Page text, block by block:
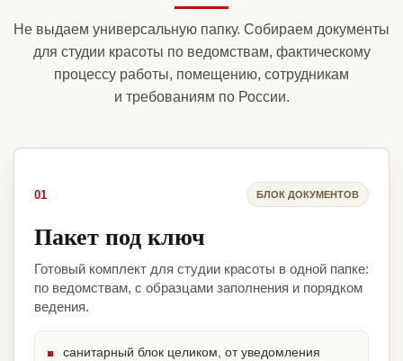
Не выдаем универсальную папку. Собираем документы
для студии красоты по ведомствам, фактическому
процессу работы, помещению, сотрудникам
и требованиям по России.
01 БЛОК ДОКУМЕНТОВ
Пакет под ключ
Готовый комплект для студии красоты в одной папке:
по ведомствам, с образцами заполнения и порядком
ведения.
санитарный блок целиком, от уведомления